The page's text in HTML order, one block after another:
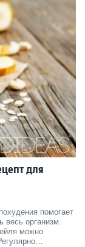
для
помогает
весь организм.
можно